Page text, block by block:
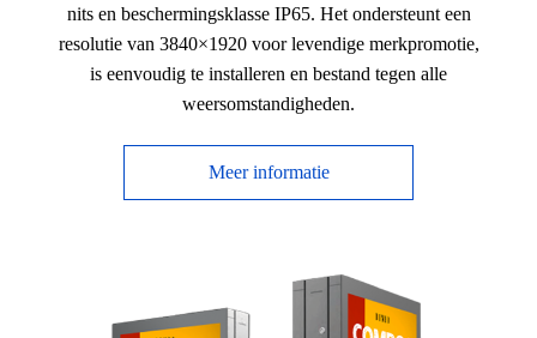
nits en beschermingsklasse IP65. Het ondersteunt een
resolutie van 3840×1920 voor levendige merkpromotie,
is eenvoudig te installeren en bestand tegen alle
weersomstandigheden.
Meer informatie